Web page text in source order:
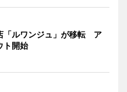
「ルワンジュ」が移転 ア
ト開始